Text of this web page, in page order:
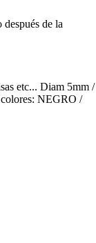
después de la
etc... Diam 5mm /
NEGRO /